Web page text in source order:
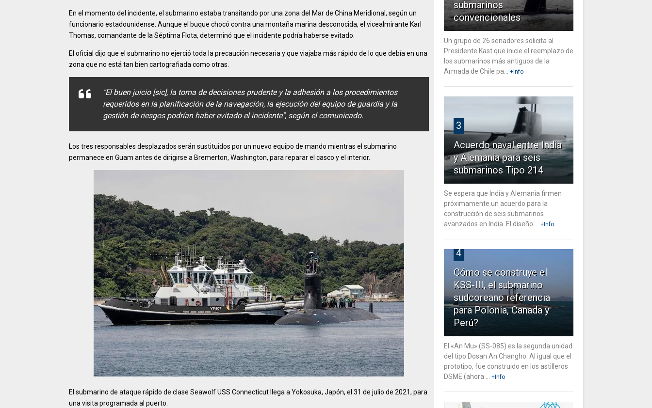
En el momento del incidente, el submarino estaba transitando por una zona del Mar de China Meridional, según un
funcionario estadounidense. Aunque el buque chocó contra una montaña marina desconocida, el vicealmirante Karl
Thomas, comandante de la Séptima Flota, determinó que el incidente podría haberse evitado.
El oficial dijo que el submarino no ejerció toda la precaución necesaria y que viajaba más rápido de lo que debía en una
zona que no está tan bien cartografiada como otras.
"El buen juicio [sic], la toma de decisiones prudente y la adhesión a los procedimientos
requeridos en la planificación de la navegación, la ejecución del equipo de guardia y la
gestión de riesgos podrían haber evitado el incidente", según el comunicado.
Los tres responsables desplazados serán sustituidos por un nuevo equipo de mando mientras el submarino
permanece en Guam antes de dirigirse a Bremerton, Washington, para reparar el casco y el interior.
El submarino de ataque rápido de clase Seawolf USS Connecticut llega a Yokosuka, Japón, el 31 de julio de 2021, para
una visita programada al puerto.
submarinos
convencionales
Un grupo de 26 senadores solicita al
Presidente Kast que inicie el reemplazo de
los submarinos más antiguos de la
Armada de Chile pa...
+Info
3
Acuerdo naval entre India
y Alemania para seis
submarinos Tipo 214
Se espera que India y Alemania firmen
próximamente un acuerdo para la
construcción de seis submarinos
avanzados en India. El diseño ...
+Info
4
Cómo se construye el
KSS-III, el submarino
sudcoreano referencia
para Polonia, Canada y
Perú?
El «An Mu» (SS-085) es la segunda unidad
del tipo Dosan An Changho. Al igual que el
prototipo, fue construido en los astilleros
DSME (ahora ...
+Info